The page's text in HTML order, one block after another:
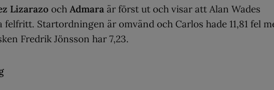
Lizarazo och Admara är först ut och visar att Alan Wades
Startordningen är omvänd och Carlos hade 11,81 fel
Fredrik Jönsson har 7,23.